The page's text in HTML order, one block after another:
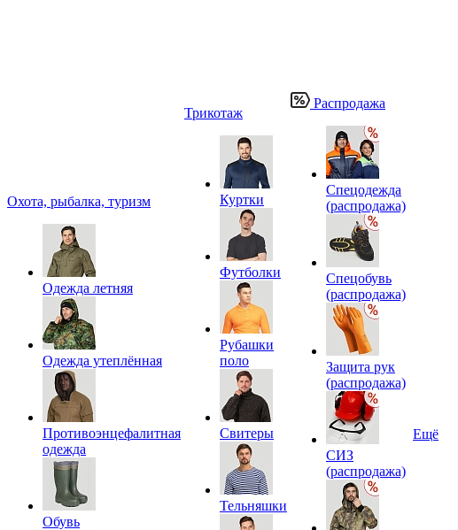
Охота, рыбалка, туризм
Одежда летняя
Одежда утеплённая
Противоэнцефалитная
одежда
Обувь
Трикотаж
Куртки
Футболки
Рубашки
поло
Свитеры
Тельняшки
Распродажа
Спецодежда
(распродажа)
Спецобувь
(распродажа)
Защита рук
(распродажа)
СИЗ
(распродажа)
Ещё